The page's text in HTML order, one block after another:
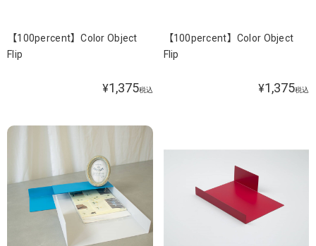
【100percent】Color Object
Flip
¥1,375税込
【100percent】Color Object
Flip
¥1,375税込